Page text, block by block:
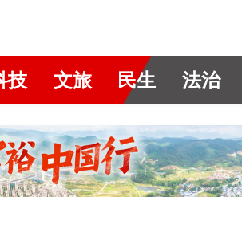
技 文旅 民生 法治